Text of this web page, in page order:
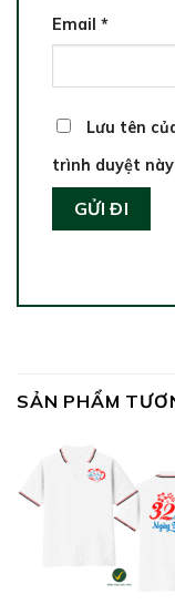
Email *
Lưu tên
trình duyệt
SẢN PHẨM